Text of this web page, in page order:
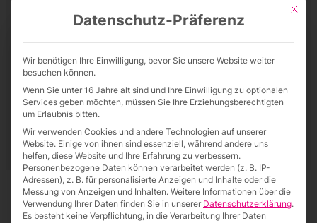
Mit
Datenschutz-Präferenz
Wir benötigen Ihre Einwilligung, bevor Sie unsere Website weiter
besuchen können.
Wenn Sie unter 16 Jahre alt sind und Ihre Einwilligung zu optionalen
Services geben möchten, müssen Sie Ihre Erziehungsberechtigten
um Erlaubnis bitten.
Wir verwenden Cookies und andere Technologien auf unserer
Website. Einige von ihnen sind essenziell, während andere uns
helfen, diese Website und Ihre Erfahrung zu verbessern.
Personenbezogene Daten können verarbeitet werden (z. B. IP-
Adressen), z. B. für personalisierte Anzeigen und Inhalte oder die
Messung von Anzeigen und Inhalten. Weitere Informationen über die
Verwendung Ihrer Daten finden Sie in unserer Datenschutzerklärung.
Es besteht keine Verpflichtung, in die Verarbeitung Ihrer Daten